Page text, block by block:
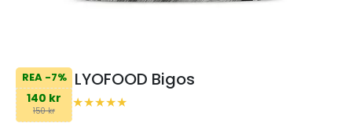
REA -7%
140 kr
150 kr
LYOFOOD Bigos